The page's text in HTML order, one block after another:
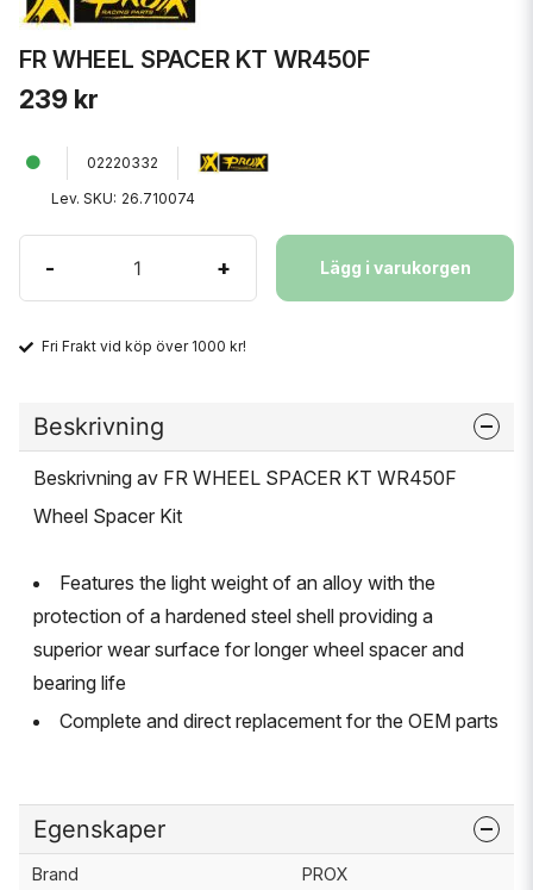
FR WHEEL SPACER KT WR450F
239 kr
02220332
Lev. SKU: 26.710074
- + Lägg i varukorgen
Fri Frakt vid köp över 1000 kr!
Beskrivning
Beskrivning av FR WHEEL SPACER KT WR450F
Wheel Spacer Kit
Features the light weight of an alloy with the
protection of a hardened steel shell providing a
superior wear surface for longer wheel spacer and
bearing life
Complete and direct replacement for the OEM parts
Egenskaper
Brand PROX